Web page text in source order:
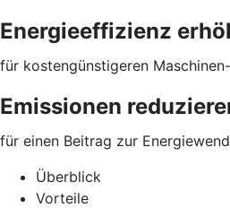
Energieeffizienz
für kostengünstigeren
Emissionen
für einen Beitrag zur
Überblick
Vorteile